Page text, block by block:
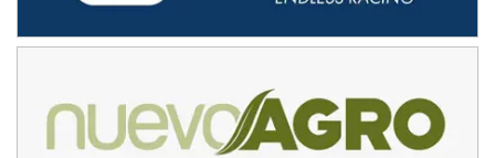
Victoria (Entre Ríos)
PATAGONICO - F6
CSK - F7